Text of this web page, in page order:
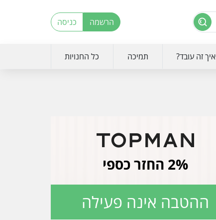
הרשמה כניסה
איך זה עובד? תמיכה כל החנויות
2% החזר כספי
ההטבה אינה פעילה